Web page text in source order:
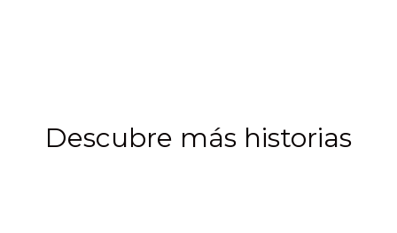
Descubre más historias